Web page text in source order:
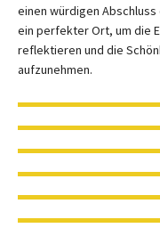
einen würdigen Abschluss
ein perfekter Ort, um die
reflektieren und die
aufzunehmen.